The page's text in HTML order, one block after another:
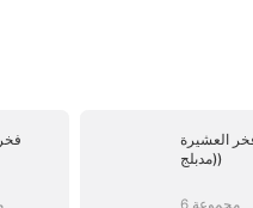
العشيرة
(مدبلج)
6 مجموعة